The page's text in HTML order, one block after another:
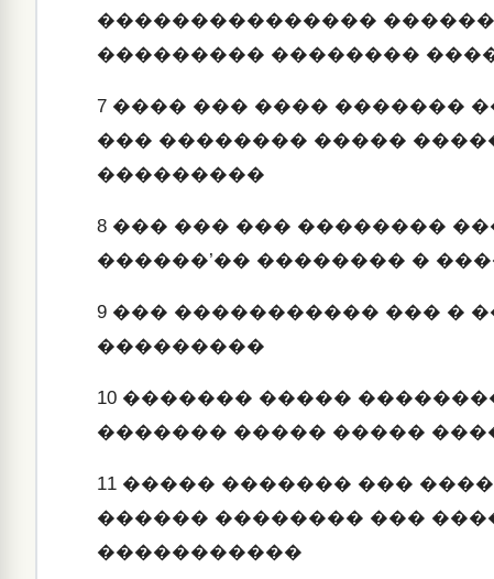
���������������
��������� ��������
7 ���� ��� ���� �������
��� �������� �����
���������
8 ��� ��� ��� ��������
������’�� �������� �
9 ��� ����������� ��� �
���������
10 ������� �����
������� ����� �����
11 ����� ������� ���
������ �������� ���
�����������